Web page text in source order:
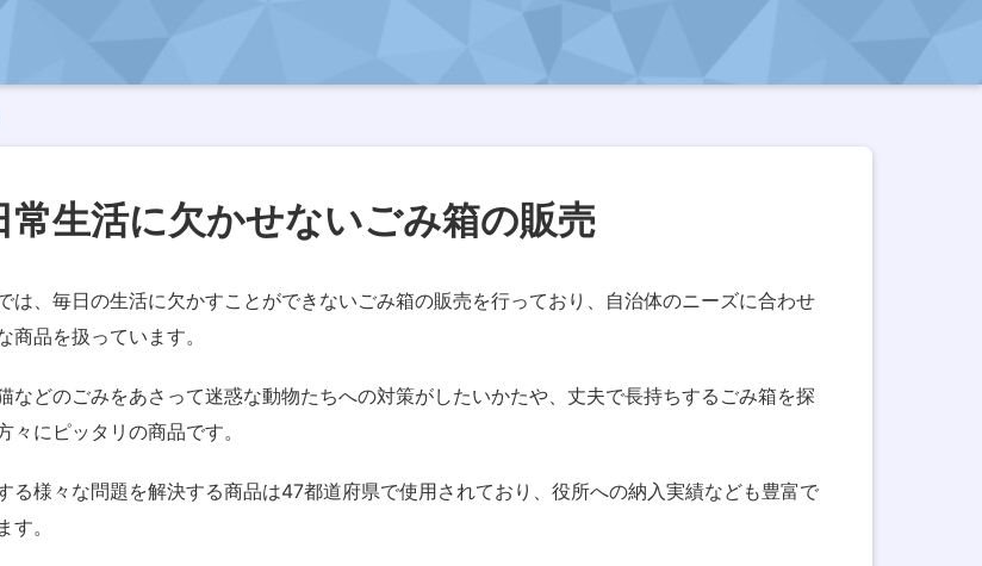
常生活に欠かせないごみ箱の販売
は、毎日の生活に欠かすことができないごみ箱の販売を行っており、自治体のニーズに合わせ
商品を扱っています。
などのごみをあさって迷惑な動物たちへの対策がしたいかたや、丈夫で長持ちするごみ箱を探
々にピッタリの商品です。
る様々な問題を解決する商品は47都道府県で使用されており、役所への納入実績なども豊富で
す。